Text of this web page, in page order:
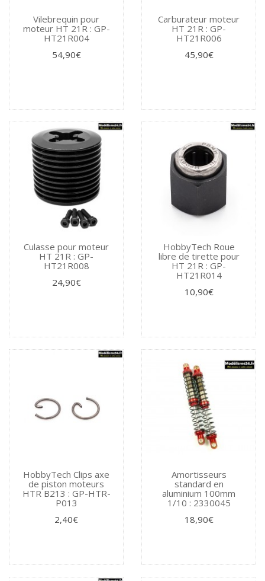
Vilebrequin pour
moteur HT 21R : GP-
HT21R004
54,90€
Carburateur moteur
HT 21R : GP-
HT21R006
45,90€
Culasse pour moteur
HT 21R : GP-
HT21R008
24,90€
HobbyTech Roue
libre de tirette pour
HT 21R : GP-
HT21R014
10,90€
HobbyTech Clips axe
de piston moteurs
HTR B213 : GP-HTR-
P013
2,40€
Amortisseurs
standard en
aluminium 100mm
1/10 : 2330045
18,90€